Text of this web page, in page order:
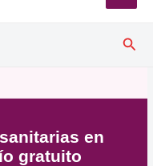
en
gratuito